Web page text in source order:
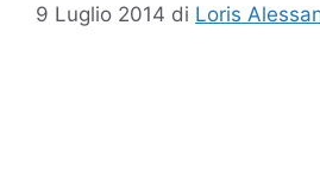
9 Luglio 2014 di Loris